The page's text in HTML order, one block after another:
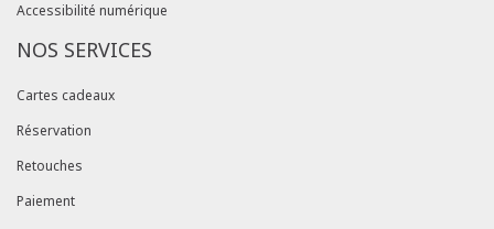
Accessibilité numérique
NOS SERVICES
Cartes cadeaux
Réservation
Retouches
Paiement